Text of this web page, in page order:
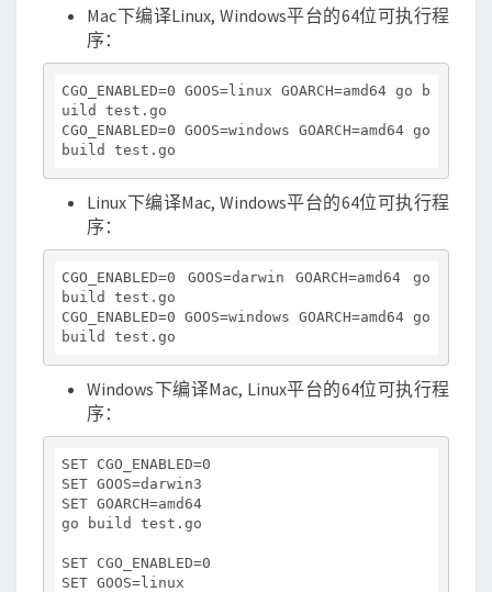
Mac下编译Linux, Windows平台的64位可执行程
序：
CGO_ENABLED=0 GOOS=linux GOARCH=amd64 go b
uild test.go
CGO_ENABLED=0 GOOS=windows GOARCH=amd64 go
Linux下编译Mac, Windows平台的64位可执行程
序：
CGO_ENABLED=0 GOOS=darwin GOARCH=amd64 go
build test.go
CGO_ENABLED=0 GOOS=windows GOARCH=amd64 go
Windows下编译Mac, Linux平台的64位可执行程
序：
SET CGO_ENABLED=0
SET GOOS=darwin3
SET GOARCH=amd64
go build test.go
SET CGO_ENABLED=0
SET GOOS=linux